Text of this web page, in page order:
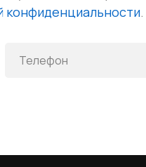
конфиденциальности.